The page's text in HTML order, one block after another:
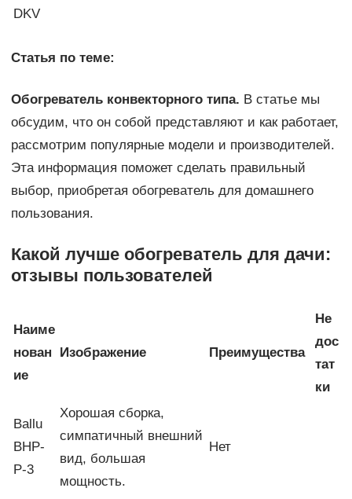
DKV
Статья по теме:
Обогреватель конвекторного типа. В статье мы
обсудим, что он собой представляют и как работает,
рассмотрим популярные модели и производителей.
Эта информация поможет сделать правильный
выбор, приобретая обогреватель для домашнего
пользования.
Какой лучше обогреватель для дачи:
отзывы пользователей
Наиме
нован
ие
Изображение Преимущества
Не
дос
тат
ки
Ballu
BHP-
P-3
Хорошая сборка,
симпатичный внешний
вид, большая
мощность.
Нет